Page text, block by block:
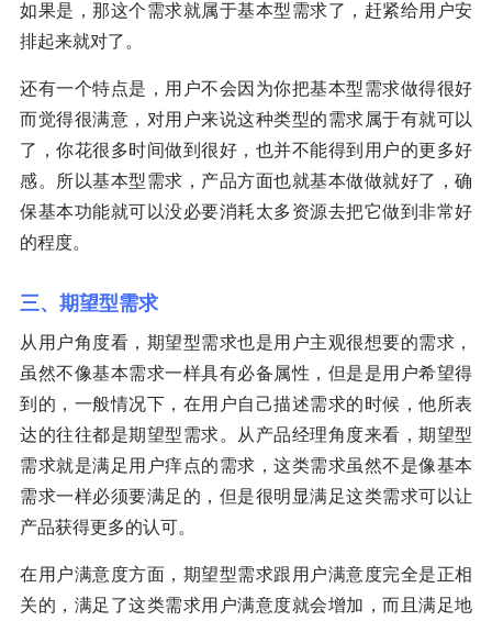
如果是，那这个需求就属于基本型需求了，赶紧给用户安
排起来就对了。
还有一个特点是，用户不会因为你把基本型需求做得很好
而觉得很满意，对用户来说这种类型的需求属于有就可以
了，你花很多时间做到很好，也并不能得到用户的更多好
感。所以基本型需求，产品方面也就基本做做就好了，确
保基本功能就可以没必要消耗太多资源去把它做到非常好
的程度。
三、期望型需求
从用户角度看，期望型需求也是用户主观很想要的需求，
虽然不像基本需求一样具有必备属性，但是是用户希望得
到的，一般情况下，在用户自己描述需求的时候，他所表
达的往往都是期望型需求。从产品经理角度来看，期望型
需求就是满足用户痒点的需求，这类需求虽然不是像基本
需求一样必须要满足的，但是很明显满足这类需求可以让
产品获得更多的认可。
在用户满意度方面，期望型需求跟用户满意度完全是正相
关的，满足了这类需求用户满意度就会增加，而且满足地